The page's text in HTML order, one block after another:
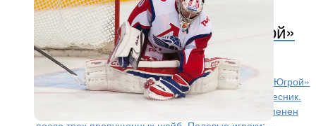
Ворота «Локомотива» с «Югрой»
будет защищать Колесник
Ворота ярославского «Локомотива» в поединке с «Югрой»
из Ханты-Мансийска будет защищать Виталий Колесник.
Напомним, в предыдущем матче голкипер был заменен